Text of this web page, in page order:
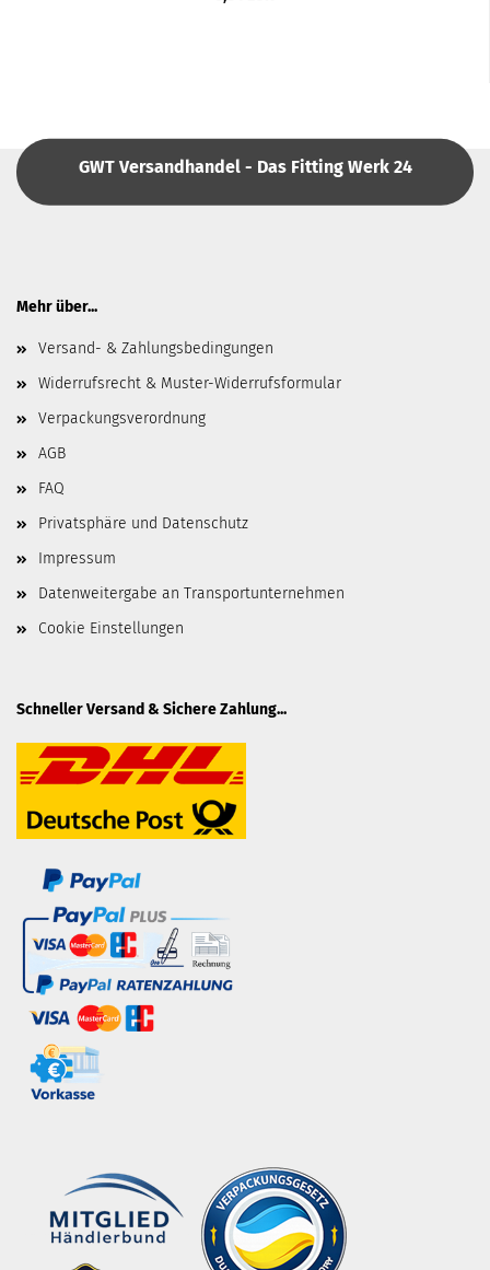
GWT Versandhandel - Das Fitting Werk 24
Mehr über...
Versand- & Zahlungsbedingungen
Widerrufsrecht & Muster-Widerrufsformular
Verpackungsverordnung
AGB
FAQ
Privatsphäre und Datenschutz
Impressum
Datenweitergabe an Transportunternehmen
Cookie Einstellungen
Schneller Versand & Sichere Zahlung...